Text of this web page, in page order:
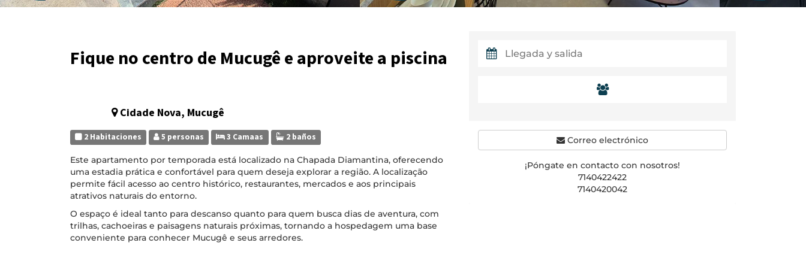
Fique no centro de Mucugê e aproveite a piscina
Cidade Nova, Mucugê
2 Habitaciones 5 personas 3 Camaas 2 baños
Este apartamento por temporada está localizado na Chapada Diamantina, oferecendo
uma estadia prática e confortável para quem deseja explorar a região. A localização
permite fácil acesso ao centro histórico, restaurantes, mercados e aos principais
atrativos naturais do entorno.
O espaço é ideal tanto para descanso quanto para quem busca dias de aventura, com
trilhas, cachoeiras e paisagens naturais próximas, tornando a hospedagem uma base
conveniente para conhecer Mucugê e seus arredores.
Correo electrónico
¡Póngate en contacto con nosotros!
7140422422
7140420042